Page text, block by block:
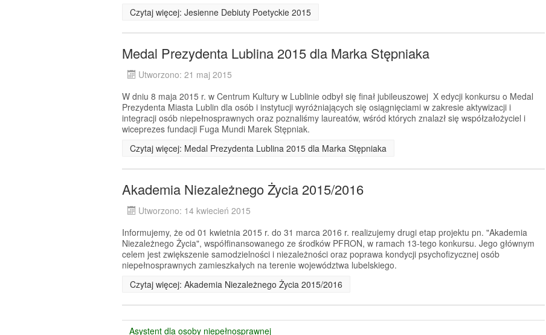
Czytaj więcej: Jesienne Debiuty Poetyckie 2015
Medal Prezydenta Lublina 2015 dla Marka Stępniaka
Utworzono: 21 maj 2015
W dniu 8 maja 2015 r. w Centrum Kultury w Lublinie odbył się finał jubileuszowej X edycji konkursu o Medal
Prezydenta Miasta Lublin dla osób i instytucji wyróżniających się osiągnięciami w zakresie aktywizacji i
integracji osób niepełnosprawnych oraz poznaliśmy laureatów, wśród których znalazł się współzałożyciel i
wiceprezes fundacji Fuga Mundi Marek Stępniak.
Czytaj więcej: Medal Prezydenta Lublina 2015 dla Marka Stępniaka
Akademia Niezależnego Życia 2015/2016
Utworzono: 14 kwiecień 2015
Informujemy, że od 01 kwietnia 2015 r. do 31 marca 2016 r. realizujemy drugi etap projektu pn. "Akademia
Niezależnego Życia", współfinansowanego ze środków PFRON, w ramach 13-tego konkursu. Jego głównym
celem jest zwiększenie samodzielności i niezależności oraz poprawa kondycji psychofizycznej osób
niepełnosprawnych zamieszkałych na terenie województwa lubelskiego.
Czytaj więcej: Akademia Niezależnego Życia 2015/2016
Asystent dla osoby niepełnosprawnej